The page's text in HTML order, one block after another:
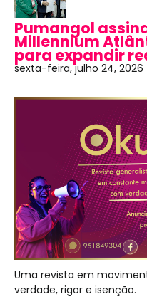
Pumangol
Millennium
para expandir
sexta-feira, julho 24, 2026
Uma revista em
verdade, rigor e isenção.